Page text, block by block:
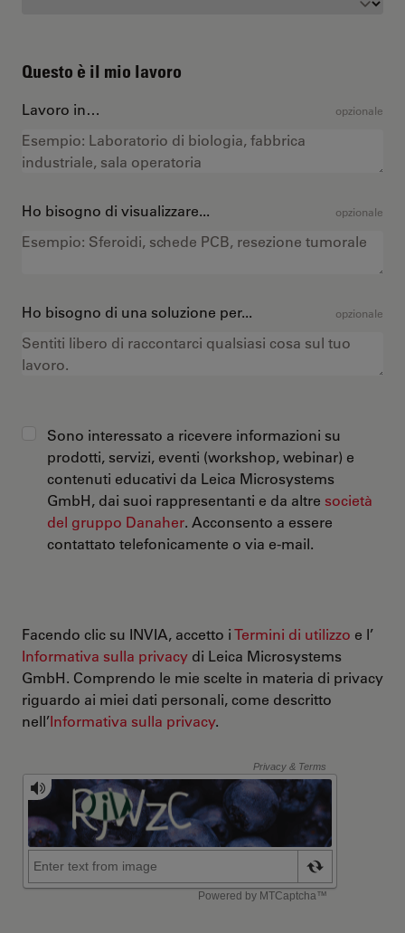
Questo è il mio lavoro
Lavoro in… opzionale
Ho bisogno di visualizzare... opzionale
Ho bisogno di una soluzione per... opzionale
Sono interessato a ricevere informazioni su
prodotti, servizi, eventi (workshop, webinar) e
contenuti educativi da Leica Microsystems
GmbH, dai suoi rappresentanti e da altre società
del gruppo Danaher. Acconsento a essere
contattato telefonicamente o via e-mail.
Facendo clic su INVIA, accetto iTermini di utilizzo e l’
Informativa sulla privacy di Leica Microsystems
GmbH. Comprendo le mie scelte in materia di privacy
riguardo ai miei dati personali, come descritto
nell’Informativa sulla privacy.